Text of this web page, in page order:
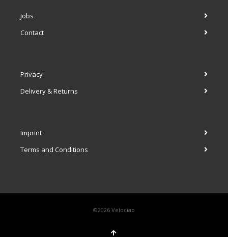
Jobs
Contact
Privacy
Delivery & Returns
Imprint
Terms and Conditions
©2026 Velociao